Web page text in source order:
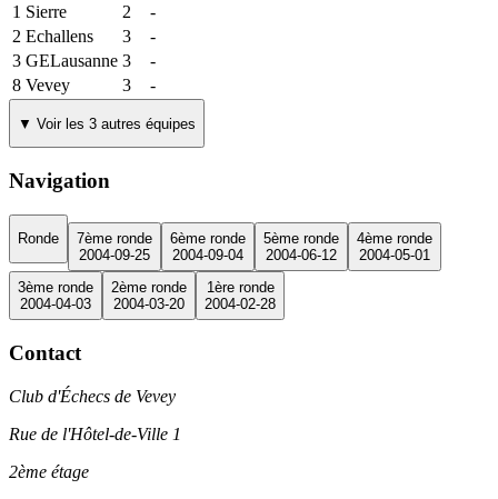
1 Sierre 2
-
2 Echallens 3
-
3 GELausanne 3
-
8 Vevey 3 -
▼ Voir les 3 autres équipes
Navigation
Ronde
7ème ronde
2004-09-25
6ème ronde
2004-09-04
5ème ronde
2004-06-12
4ème ronde
2004-05-01
3ème ronde
2004-04-03
2ème ronde
2004-03-20
1ère ronde
2004-02-28
Contact
Club d'Échecs de Vevey
Rue de l'Hôtel-de-Ville 1
2ème étage